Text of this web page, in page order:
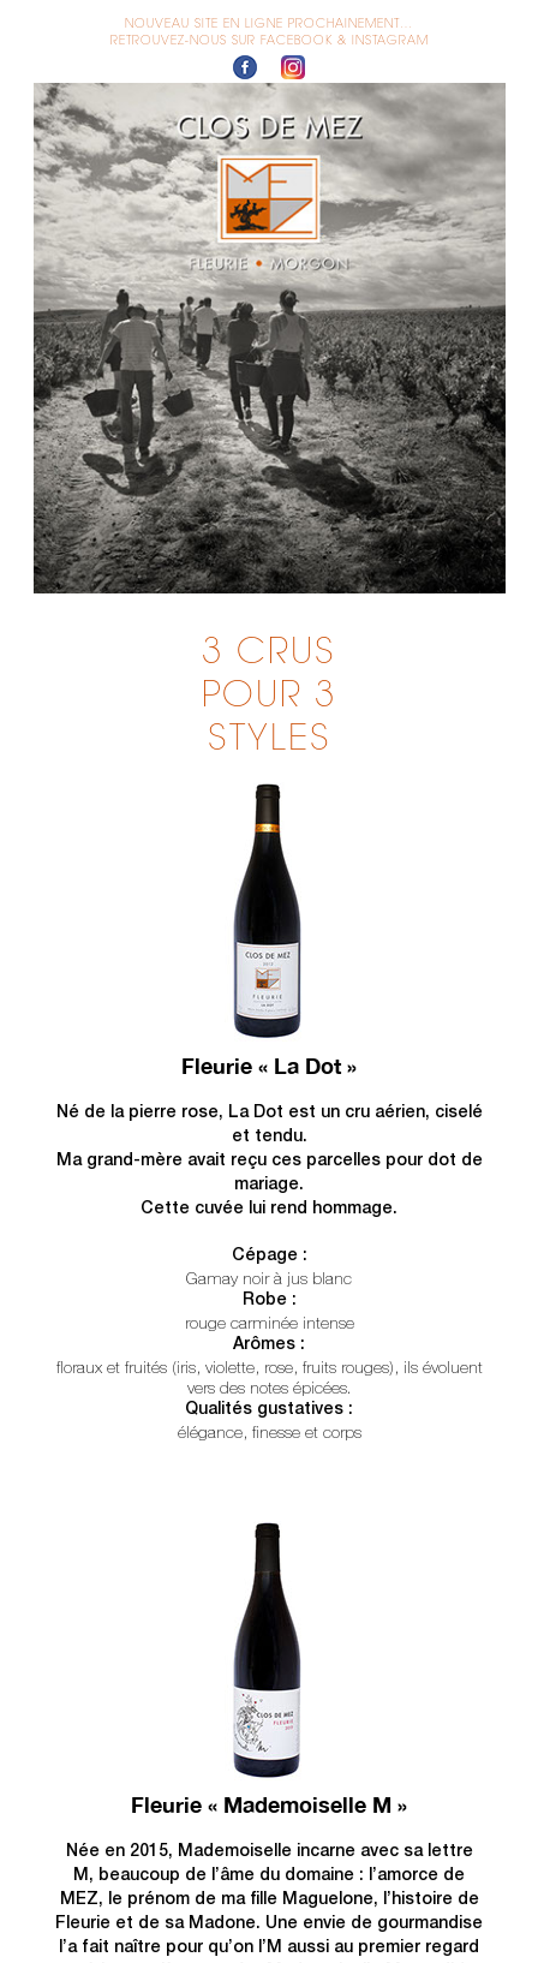
NOUVEAU SITE EN LIGNE PROCHAINEMENT…
RETROUVEZ-NOUS SUR FACEBOOK & INSTAGRAM
3 CRUS
POUR 3
STYLES
Fleurie « La Dot »
Né de la pierre rose, La Dot est un cru aérien, ciselé
et tendu.
Ma grand-mère avait reçu ces parcelles pour dot de
mariage.
Cette cuvée lui rend hommage.
Cépage :
Gamay noir à jus blanc
Robe :
rouge carminée intense
Arômes :
floraux et fruités (iris, violette, rose, fruits rouges), ils évoluent
vers des notes épicées.
Qualités gustatives :
élégance, finesse et corps
Fleurie « Mademoiselle M »
Née en 2015, Mademoiselle incarne avec sa lettre
M, beaucoup de l’âme du domaine : l’amorce de
MEZ, le prénom de ma fille Maguelone, l’histoire de
Fleurie et de sa Madone. Une envie de gourmandise
l’a fait naître pour qu’on l’M aussi au premier regard